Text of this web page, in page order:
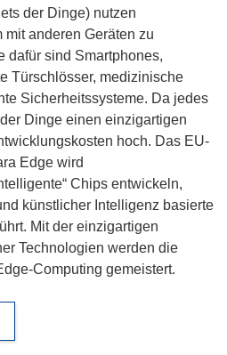
der Dinge) nutzen
mit anderen Geräten zu
dafür sind Smartphones,
Türschlösser, medizinische
Sicherheitssysteme. Da jedes
Dinge einen einzigartigen
hoch. Das EU-
Edge wird
Chips entwickeln,
künstlicher Intelligenz basierte
Mit der einzigartigen
Technologien werden die
Computing gemeistert.